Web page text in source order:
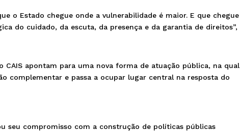
o Estado chegue onde a vulnerabilidade é maior. E que
do cuidado, da escuta, da presença e da garantia de direitos”,
CAIS apontam para uma nova forma de atuação pública, na
complementar e passa a ocupar lugar central na resposta do
seu compromisso com a construção de políticas públicas